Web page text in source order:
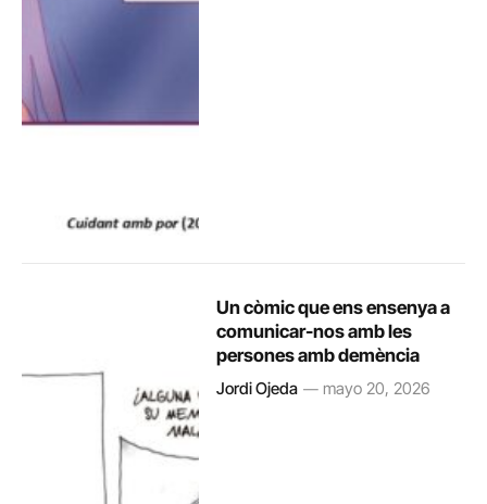
Un còmic que ens ensenya a
comunicar-nos amb les
persones amb demència
Jordi Ojeda mayo 20, 2026